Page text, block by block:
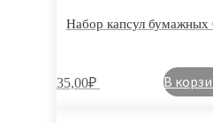
Набор капсул
35,00₽ В